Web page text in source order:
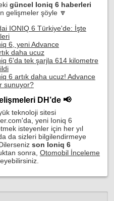
güncel Ioniq 6 haberleri
gelişmeler şöyle 🔽
IONIQ 6 Türkiye'de: İşte
6, yeni Advance
daha ucuz
6'da tek şarjla 614 kilometre
6 artık daha ucuz! Advance
sunuyor?
DH’de 📢
teknoloji sitesi
yeni Ioniq 6
isteyenler için her yıl
da sizleri bilgilendirmeye
son Ioniq 6
sonra, Otomobil İnceleme